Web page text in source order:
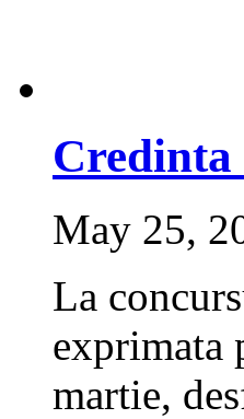
May 25,
La
exprimata
martie,